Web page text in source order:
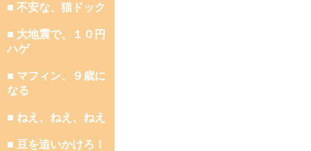
■ 不安な、猫ドック
■ 大地震で、１０円
ハゲ
■ マフィン、９歳に
なる
■ ねえ、ねえ、ねえ
■ 豆を追いかけろ！